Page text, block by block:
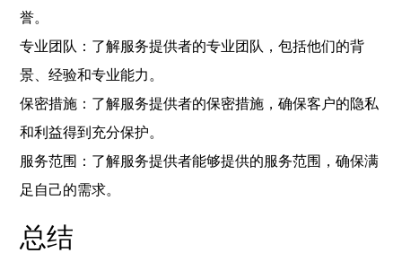
誉。
专业团队：了解服务提供者的专业团队，包括他们的背
景、经验和专业能力。
保密措施：了解服务提供者的保密措施，确保客户的隐私
和利益得到充分保护。
服务范围：了解服务提供者能够提供的服务范围，确保满
足自己的需求。
总结